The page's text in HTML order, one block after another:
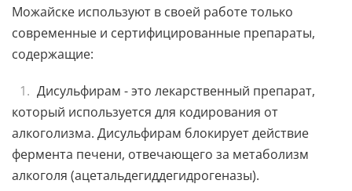
Можайске используют в своей работе только
современные и сертифицированные препараты,
содержащие:
Дисульфирам - это лекарственный препарат,
который используется для кодирования от
алкоголизма. Дисульфирам блокирует действие
фермента печени, отвечающего за метаболизм
алкоголя (ацетальдегиддегидрогеназы).